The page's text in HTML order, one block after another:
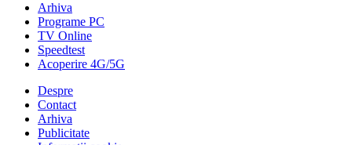
Arhiva
Programe PC
TV Online
Speedtest
Acoperire 4G/5G
Despre
Contact
Arhiva
Publicitate